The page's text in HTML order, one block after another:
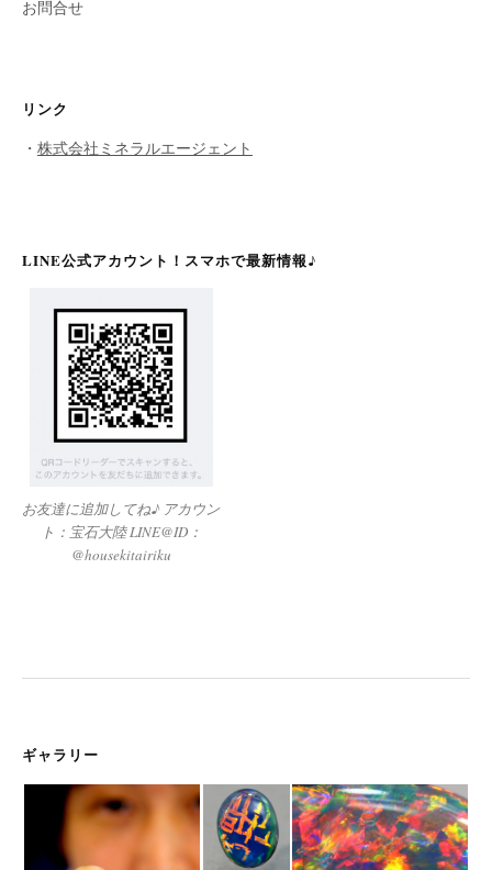
お問合せ
リンク
・ 株式会社ミネラルエージェント
LINE公式アカウント！スマホで最新情報♪
お友達に追加してね♪ アカウン
ト：宝石大陸 LINE@ID：
@housekitairiku
ギャラリー